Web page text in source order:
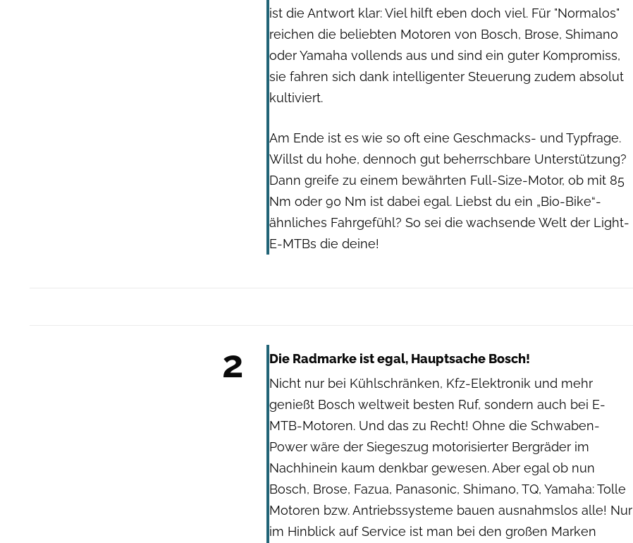
ist die Antwort klar: Viel hilft eben doch viel. Für "Normalos"
reichen die beliebten Motoren von Bosch, Brose, Shimano
oder Yamaha vollends aus und sind ein guter Kompromiss,
sie fahren sich dank intelligenter Steuerung zudem absolut
kultiviert.
Am Ende ist es wie so oft eine Geschmacks- und Typfrage.
Willst du hohe, dennoch gut beherrschbare Unterstützung?
Dann greife zu einem bewährten Full-Size-Motor, ob mit 85
Nm oder 90 Nm ist dabei egal. Liebst du ein „Bio-Bike“-
ähnliches Fahrgefühl? So sei die wachsende Welt der Light-
E-MTBs die deine!
2
Die Radmarke ist egal, Hauptsache Bosch!
Nicht nur bei Kühlschränken, Kfz-Elektronik und mehr
genießt Bosch weltweit besten Ruf, sondern auch bei E-
MTB-Motoren. Und das zu Recht! Ohne die Schwaben-
Power wäre der Siegeszug motorisierter Bergräder im
Nachhinein kaum denkbar gewesen. Aber egal ob nun
Bosch, Brose, Fazua, Panasonic, Shimano, TQ, Yamaha: Tolle
Motoren bzw. Antriebssysteme bauen ausnahmslos alle! Nur
im Hinblick auf Service ist man bei den großen Marken